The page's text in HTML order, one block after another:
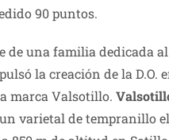
90 puntos.
de una familia dedicada
la creación de la D.O.
marca Valsotillo.
varietal de tempranillo